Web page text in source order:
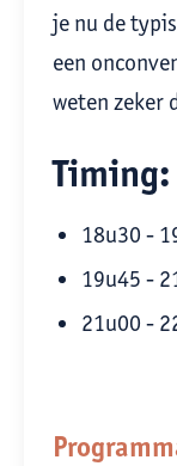
je nu de
een
weten zeker
Timing:
18u30 -
19u45 -
21u00 -